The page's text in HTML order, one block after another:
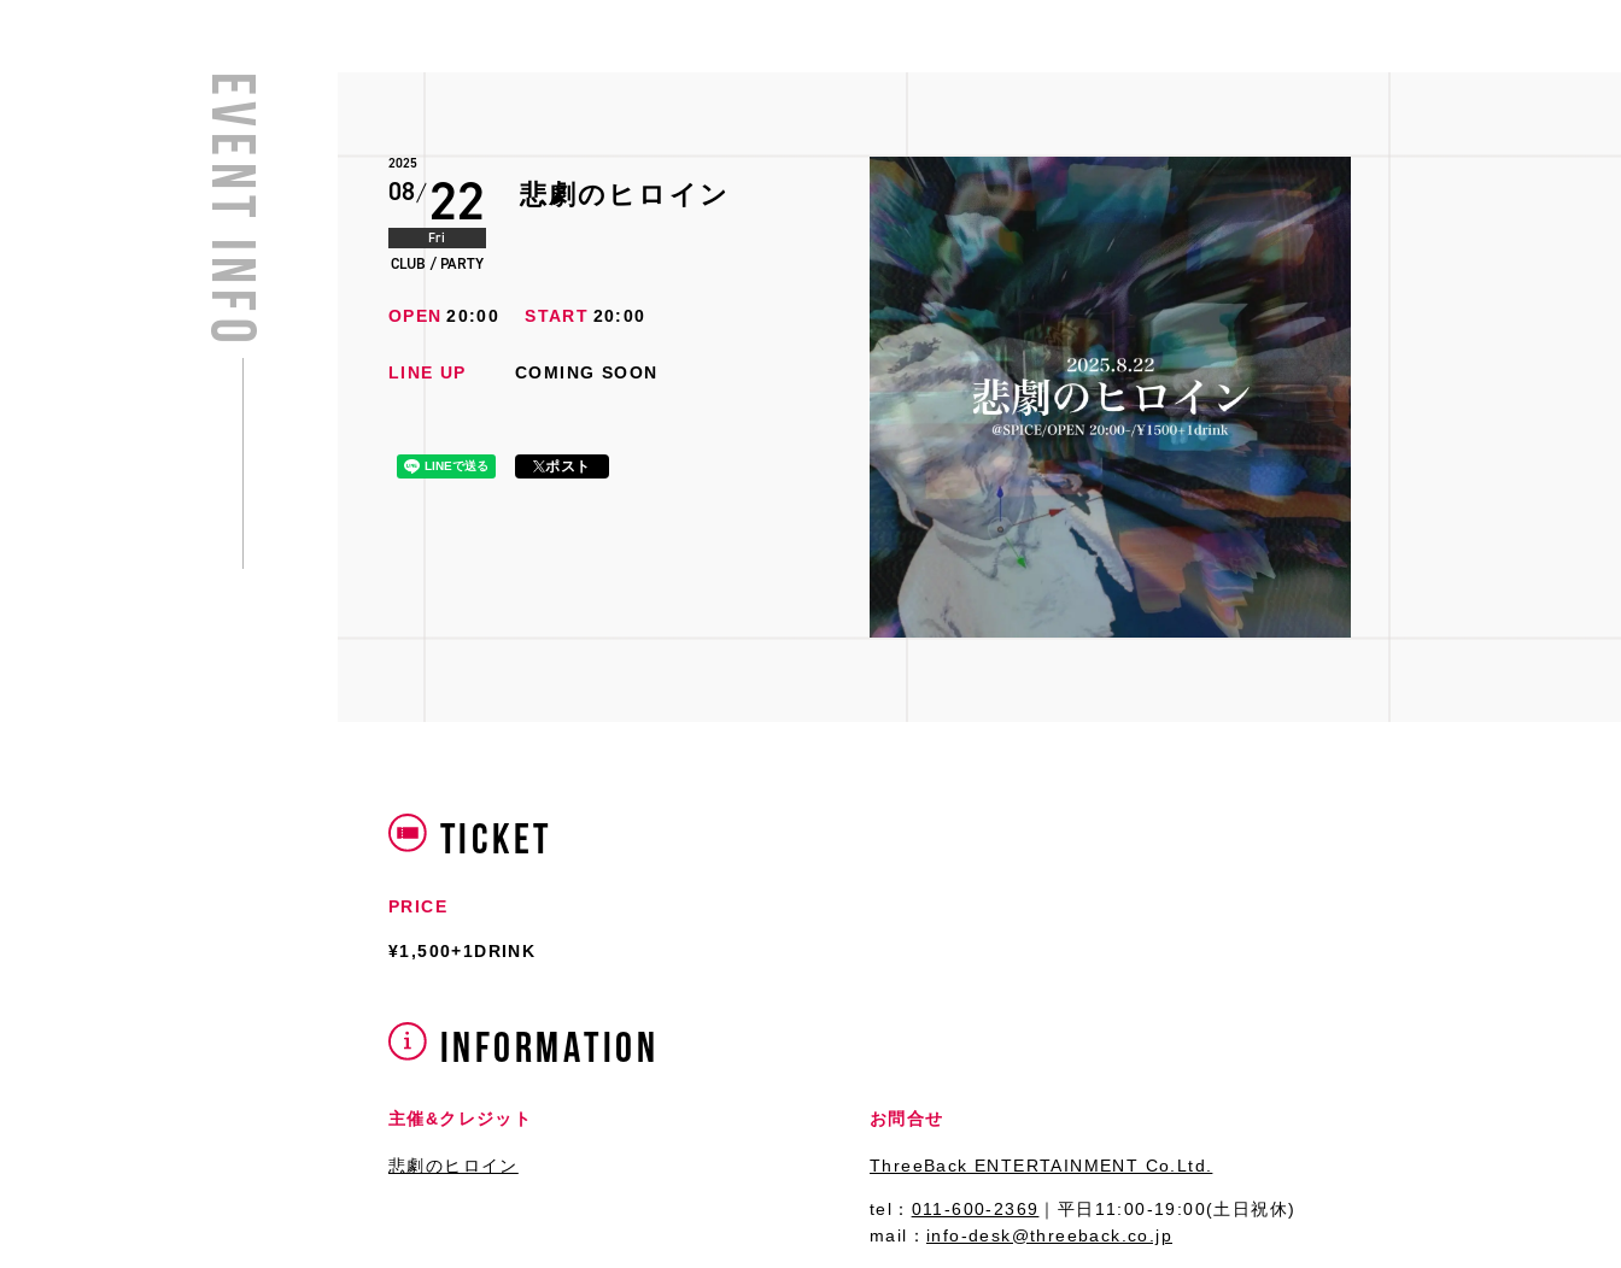
EVENT INFO 2025
08 22
Fri
CLUB / PARTY
悲劇のヒロイン
OPEN 20:00 START 20:00
LINE UP COMING SOON
ポスト
TICKET
PRICE
¥1,500+1DRINK
INFORMATION
主催&クレジット
悲劇のヒロイン
お問合せ
ThreeBack ENTERTAINMENT Co.Ltd.
tel： 011-600-2369 ｜平日11:00-19:00(土日祝休)
mail： info-desk@threeback.co.jp